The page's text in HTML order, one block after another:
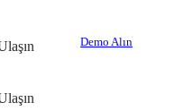
Demo Alın